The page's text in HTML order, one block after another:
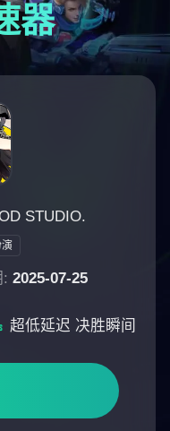
器
STUDIO.
演
2025-07-25
超低延迟 决胜瞬间